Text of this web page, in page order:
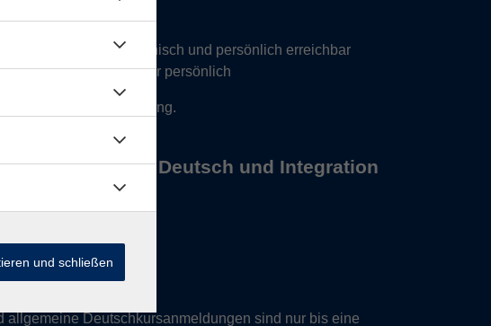
9–12.30 Uhr telefonisch und persönlich erreichbar
13.30–17 Uhr nur persönlich
nach Vereinbarung.
des Büros Deutsch und Integration
allgemeine Deutschkursanmeldungen sind nur bis eine
und schließen